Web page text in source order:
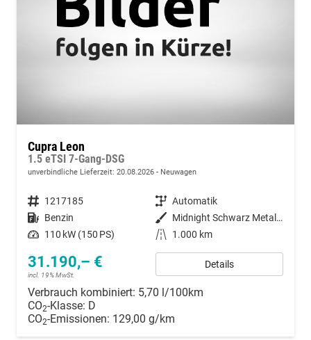
Cupra Leon
1.5 eTSI 7-Gang-DSG
unverbindliche Lieferzeit: 20.08.2026 Neuwagen
Fahrzeugnummer 1217185 Getriebe Automatik
Kraftstoff Benzin Außenfarbe
Midnight Schwarz Metallic
Leistung 110 kW (150 PS) Kilometerstand 1.000 km
31.190,– €
incl. 19% MwSt.
Details
Verbrauch kombiniert: 5,70 l/100km
CO2-Klasse: D
CO2-Emissionen: 129,00 g/km